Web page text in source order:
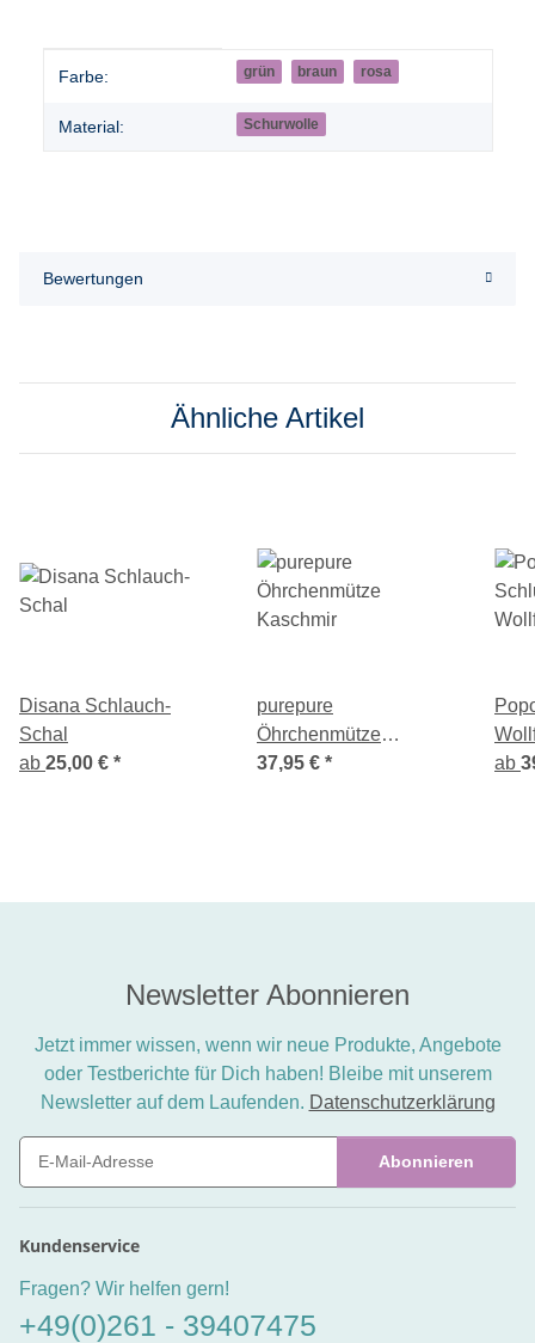
Produkteigenschaft
Wert
Farbe: grün braun rosa
Material: Schurwolle
Bewertungen
Ähnliche Artikel
Disana Schlauch-
Schal
ab 25,00 € *
purepure
Öhrchenmütze
Kaschmir
37,95 € *
ab
Newsletter Abonnieren
Jetzt immer wissen, wenn wir neue Produkte, Angebote
oder Testberichte für Dich haben! Bleibe mit unserem
Newsletter auf dem Laufenden. Datenschutzerklärung
Abonnieren
Kundenservice
Fragen? Wir helfen gern!
+49(0)261 - 39407475